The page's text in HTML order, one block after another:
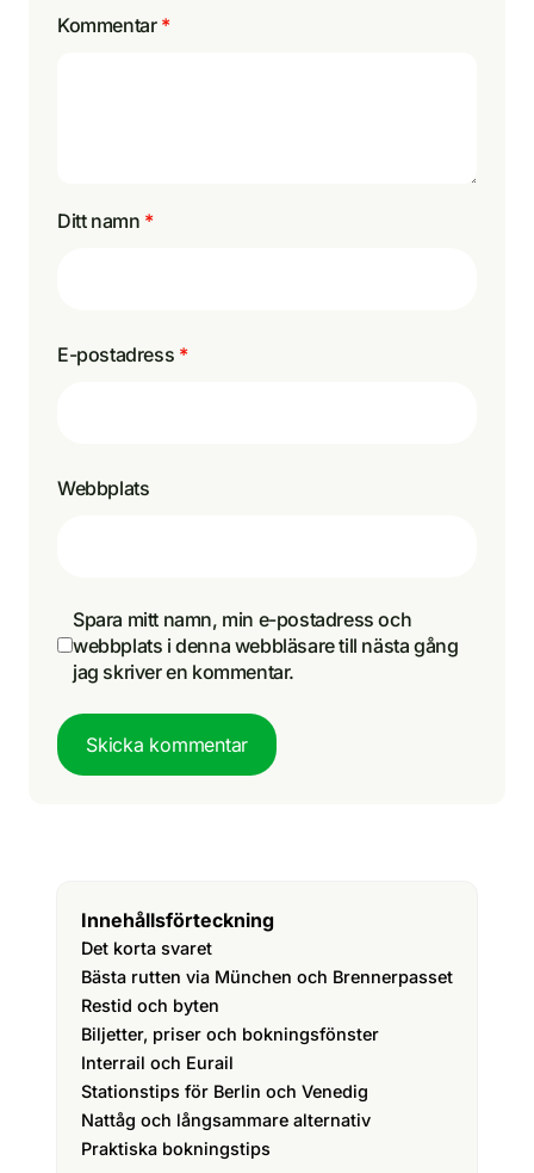
Kommentar *
Ditt namn *
E-postadress *
Webbplats
Spara mitt namn, min e-postadress och
webbplats i denna webbläsare till nästa gång
jag skriver en kommentar.
Skicka kommentar
Innehållsförteckning
Det korta svaret
Bästa rutten via München och Brennerpasset
Restid och byten
Biljetter, priser och bokningsfönster
Interrail och Eurail
Stationstips för Berlin och Venedig
Nattåg och långsammare alternativ
Praktiska bokningstips